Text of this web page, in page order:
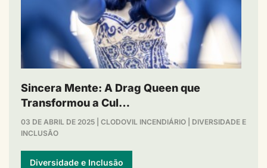
Sincera Mente: A Drag Queen que
Transformou a Cul…
03 DE ABRIL DE 2025 CLODOVIL INCENDIÁRIO
DIVERSIDADE E
INCLUSÃO
Diversidade e Inclusão